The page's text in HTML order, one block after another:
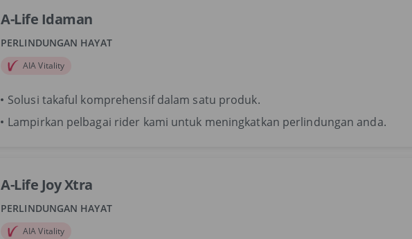
A-Life Idaman
PERLINDUNGAN HAYAT
AIA Vitality
Solusi takaful komprehensif dalam satu produk.
Lampirkan pelbagai rider kami untuk meningkatkan perlindungan anda.
A-Life Joy Xtra
PERLINDUNGAN HAYAT
AIA Vitality